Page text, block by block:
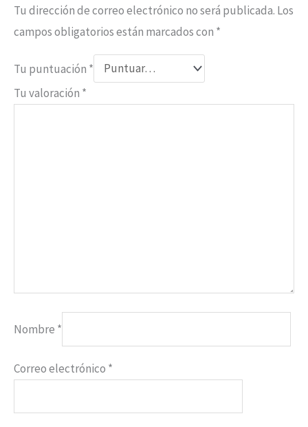
Tu dirección de correo electrónico no será publicada. Los
campos obligatorios están marcados con *
Tu puntuación *
Tu valoración *
Nombre *
Correo electrónico *